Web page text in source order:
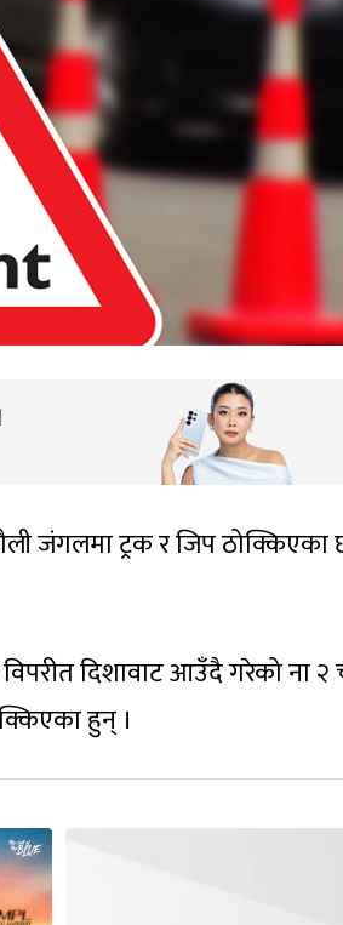
जंगलमा ट्रक र जिप
दिशावाट आउँदै गरेको ना २
हुन् ।